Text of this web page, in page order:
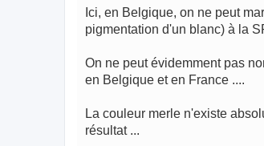
g
e
Ici, en Belgique, on ne peut
pigmentation d'un blanc) à la
On ne peut évidemment pas
en Belgique et en France ....
La couleur merle n'existe
résultat ...